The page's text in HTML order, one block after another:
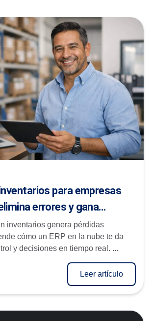
para empresas
errores y gana
inventarios genera pérdidas
cómo un ERP en la nube te da
y decisiones en tiempo real. ...
Leer artículo